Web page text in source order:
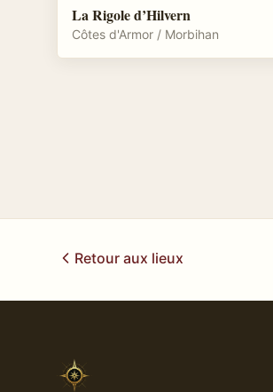
La Rigole d’Hilvern
Côtes d'Armor / Morbihan
Retour aux lieux